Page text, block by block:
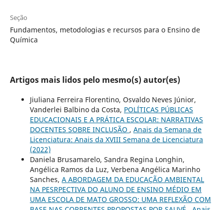
Seção
Fundamentos, metodologias e recursos para o Ensino de
Química
Artigos mais lidos pelo mesmo(s) autor(es)
Jiuliana Ferreira Florentino, Osvaldo Neves Júnior,
Vanderlei Balbino da Costa, POLÍTICAS PÚBLICAS
EDUCACIONAIS E A PRÁTICA ESCOLAR: NARRATIVAS
DOCENTES SOBRE INCLUSÃO , Anais da Semana de
Licenciatura: Anais da XVIII Semana de Licenciatura
(2022)
Daniela Brusamarelo, Sandra Regina Longhin,
Angélica Ramos da Luz, Verbena Angélica Marinho
Sanches, A ABORDAGEM DA EDUCAÇÃO AMBIENTAL
NA PESRPECTIVA DO ALUNO DE ENSINO MÉDIO EM
UMA ESCOLA DE MATO GROSSO: UMA REFLEXÃO COM